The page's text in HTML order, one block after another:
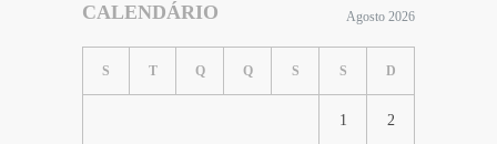
CALENDÁRIO Agosto 2026
S T Q Q S S D
1 2